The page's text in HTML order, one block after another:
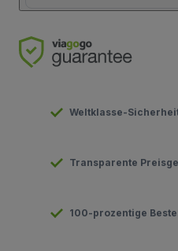
Weltklasse-
Transparente
100-prozentige